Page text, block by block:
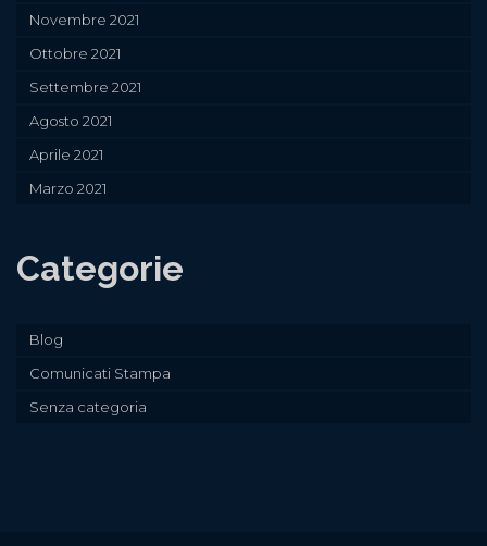
Novembre 2021
Ottobre 2021
Settembre 2021
Agosto 2021
Aprile 2021
Marzo 2021
Categorie
Blog
Comunicati Stampa
Senza categoria